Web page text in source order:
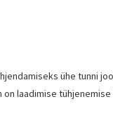
ühe tunni
laadimise